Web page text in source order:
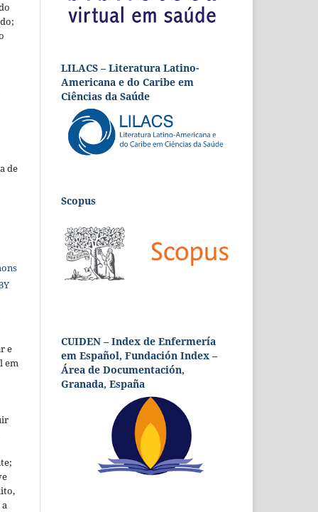
de
e
em
LILACS – Literatura Latino-
Americana e do Caribe em
Ciências da Saúde
Scopus
CUIDEN – Index de Enfermería
em Español, Fundación Index –
Área de Documentación,
Granada, España